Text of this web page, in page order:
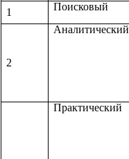
1
Поисковый
2
Аналитический
Практический